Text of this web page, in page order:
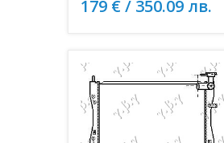
179 € / 350.09 лв.